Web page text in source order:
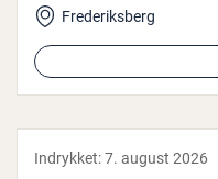
Frederiksberg
Indrykket:7. august 2026